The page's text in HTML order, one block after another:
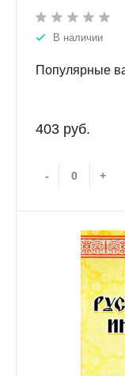
В наличии
Популярные
403 руб.
- +